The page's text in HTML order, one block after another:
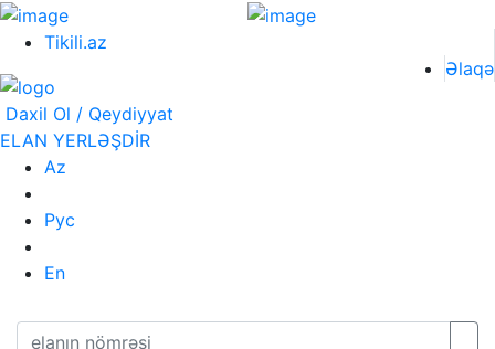
Tikili.az
Əlaqə
Daxil Ol / Qeydiyyat
ELAN YERLƏŞDİR
Az
Рус
En